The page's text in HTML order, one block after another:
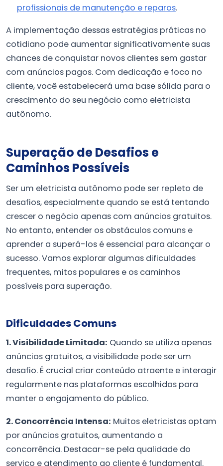
profissionais de manutenção e reparos.
A implementação dessas estratégias práticas no
cotidiano pode aumentar significativamente suas
chances de conquistar novos clientes sem gastar
com anúncios pagos. Com dedicação e foco no
cliente, você estabelecerá uma base sólida para o
crescimento do seu negócio como eletricista
autônomo.
Superação de Desafios e
Caminhos Possíveis
Ser um eletricista autônomo pode ser repleto de
desafios, especialmente quando se está tentando
crescer o negócio apenas com anúncios gratuitos.
No entanto, entender os obstáculos comuns e
aprender a superá-los é essencial para alcançar o
sucesso. Vamos explorar algumas dificuldades
frequentes, mitos populares e os caminhos
possíveis para superação.
Dificuldades Comuns
1. Visibilidade Limitada: Quando se utiliza apenas
anúncios gratuitos, a visibilidade pode ser um
desafio. É crucial criar conteúdo atraente e interagir
regularmente nas plataformas escolhidas para
manter o engajamento do público.
2. Concorrência Intensa: Muitos eletricistas optam
por anúncios gratuitos, aumentando a
concorrência. Destacar-se pela qualidade do
serviço e atendimento ao cliente é fundamental.